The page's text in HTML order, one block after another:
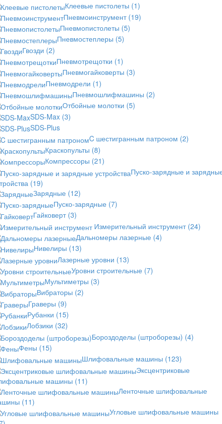
Клеевые пистолеты (1)
Пневмоинструмент (19)
Пневмопистолеты (5)
Пневмостеплеры (5)
Гвозди (2)
Пневмотрещотки (1)
Пневмогайковерты (3)
Пневмодрели (1)
Пневмошлифмашины (2)
Отбойные молотки (5)
SDS-Max (3)
SDS-Plus
C шестигранным патроном (2)
Краскопульты (8)
Компрессоры (21)
Пуско-зарядные и
(19)
Зарядные (12)
Пуско-зарядные (7)
Гайковерт (3)
Измерительный инструмент (24)
Дальномеры лазерные (4)
Нивелиры (13)
Лазерные уровни (13)
Уровни строительные (7)
Мультиметры (3)
Вибраторы (2)
Граверы (9)
Рубанки (15)
Лобзики (32)
Бороздоделы (штроборезы) (4)
Фены (15)
Шлифовальные машины (123)
Эксцентриковые
машины (11)
Ленточные шлифовальные
(11)
Угловые шлифовальные машины